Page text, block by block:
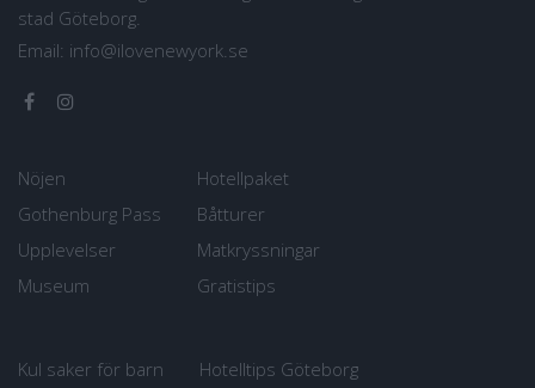
stad Göteborg.
Email: info@ilovenewyork.se
Nöjen
Gothenburg Pass
Upplevelser
Museum
Hotellpaket
Båtturer
Matkryssningar
Gratistips
Kul saker för barn
Hotelltips Göteborg